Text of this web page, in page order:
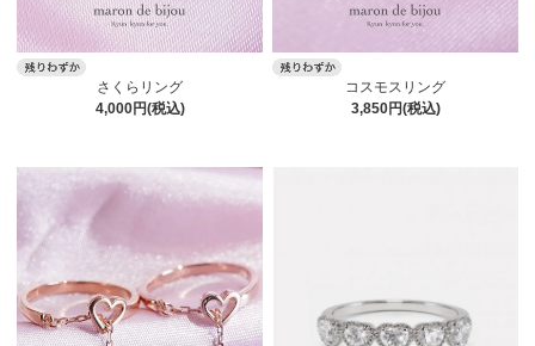
さくらリング
4,000円(税込)
コスモスリング
3,850円(税込)